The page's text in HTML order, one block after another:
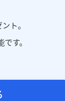
ト。
す。